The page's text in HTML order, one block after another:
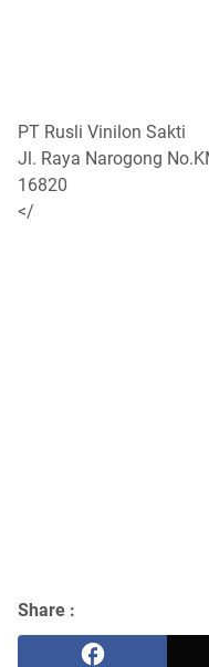
PT Rusli Vinilon Sakti
Jl. Raya Narogong
16820
</
Share :